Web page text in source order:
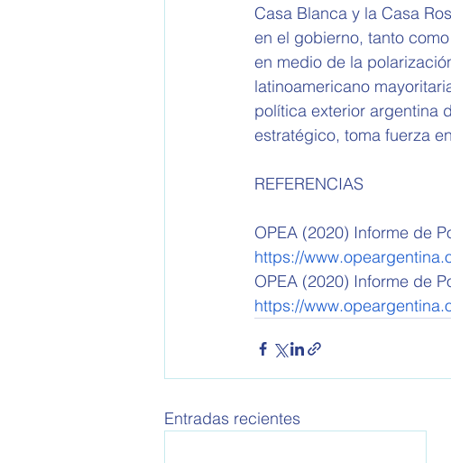
Casa Blanca y la Casa
en el gobierno, tanto
en medio de la
latinoamericano
política exterior argentina
estratégico, toma fuerza
REFERENCIAS
OPEA (2020) Informe de
https://
OPEA (2020) Informe de
https://
Entradas recientes